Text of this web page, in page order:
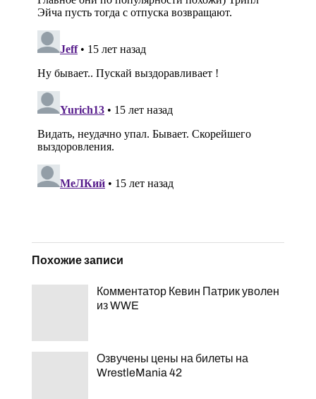
Похожие записи
Комментатор Кевин Патрик уволен
из WWE
Озвучены цены на билеты на
WrestleMania 42